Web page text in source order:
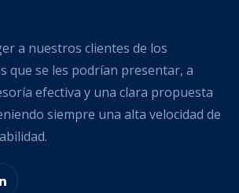
a nuestros clientes de los
que se les podrían presentar, a
efectiva y una clara propuesta
siempre una alta velocidad de